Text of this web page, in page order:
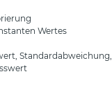
Wertes
Standardabweichung,